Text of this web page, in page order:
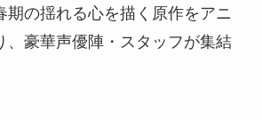
期の揺れる心を描く原作をアニ
、豪華声優陣・スタッフが集結